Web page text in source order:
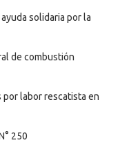
solidaria por la
de combustión
labor rescatista en
250